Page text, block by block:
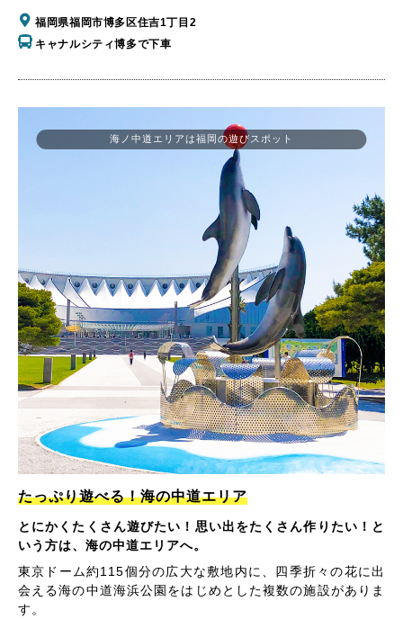
福岡県福岡市博多区住吉1丁目2
キャナルシティ博多で下車
海ノ中道エリアは福岡の遊びスポット
たっぷり遊べる！海の中道エリア
とにかくたくさん遊びたい！思い出をたくさん作りたい！と
いう方は、海の中道エリアへ。
東京ドーム約115個分の広大な敷地内に、四季折々の花に出
会える海の中道海浜公園をはじめとした複数の施設がありま
す。